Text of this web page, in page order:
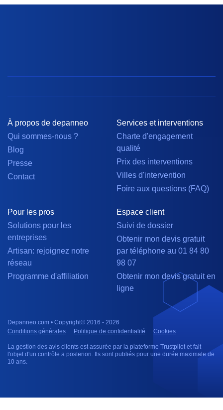
À propos de depanneo
Qui sommes-nous ?
Blog
Presse
Contact
Services et interventions
Charte d'engagement
qualité
Prix des interventions
Villes d'intervention
Foire aux questions (FAQ)
Pour les pros
Solutions pour les
entreprises
Artisan: rejoignez notre
réseau
Programme d'affiliation
Espace client
Suivi de dossier
Obtenir mon devis gratuit
par téléphone au 01 84 80
98 07
Obtenir mon devis gratuit en
ligne
Depanneo.com • Copyright© 2016 - 2026
Conditions générales
Politique de confidentialité Cookies
La gestion des avis clients est assurée par la plateforme Trustpilot et fait
l'objet d'un contrôle a posteriori. Ils sont publiés pour une durée maximale de
10 ans.